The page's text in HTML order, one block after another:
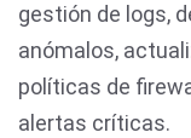
gestión de logs,
anómalos,
políticas de
alertas críticas.